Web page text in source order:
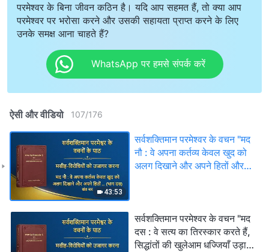
परमेश्वर के बिना जीवन कठिन है। यदि आप सहमत हैं, तो क्या आप
परमेश्वर पर भरोसा करने और उसकी सहायता प्राप्त करने के लिए
उनके समक्ष आना चाहते हैं?
WhatsApp पर हमसे संपर्क करें
ऐसी और वीडियो 107/176
43:53
सर्वशक्तिमान परमेश्वर के वचन "मद
नौ : वे अपना कर्तव्य केवल खुद को
अलग दिखाने और अपने हितों और
यश के बदले उन हितों के साथ
विश्वासघात तक कर देते हैं (भाग
दस)" (खंड चार)
सर्वशक्तिमान परमेश्वर के वचन "मद
दस : वे सत्य का तिरस्कार करते हैं,
सिद्धांतों की खुलेआम धज्जियाँ उड़ाते